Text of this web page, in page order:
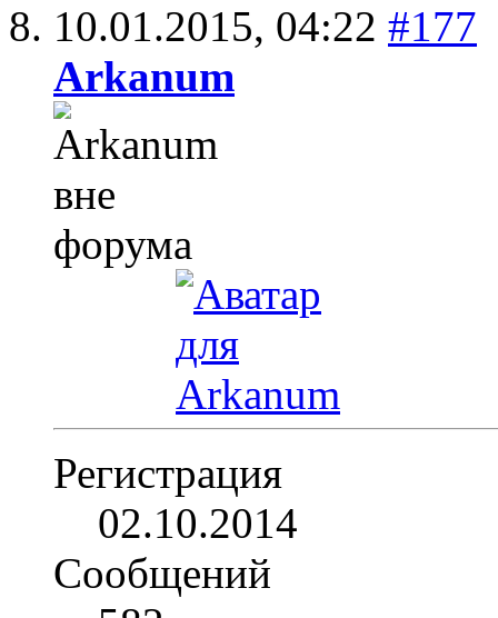
10.01.2015, 04:22 #177
Arkanum
Регистрация
02.10.2014
Сообщений